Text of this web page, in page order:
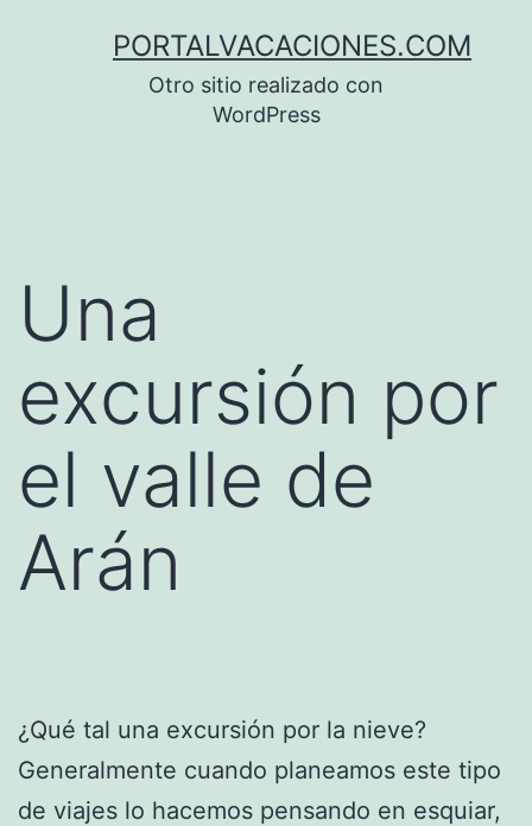
PORTALVACACIONES.COM
Otro sitio realizado con
WordPress
Una
excursión por
el valle de
Arán
¿Qué tal una excursión por la nieve?
Generalmente cuando planeamos este tipo
de viajes lo hacemos pensando en esquiar,